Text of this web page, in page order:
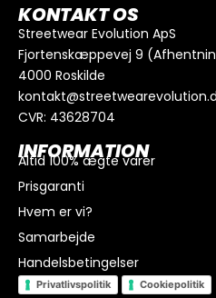
KONTAKT OS
Streetwear Evolution ApS
Fjortenskæppevej 9
4000 Roskilde
CVR: 43628704
INFORMATION
Altid 100% ægte varer
Prisgaranti
Hvem er vi?
Samarbejde
Handelsbetingelser
Privatlivspolitik Cookiepolitik